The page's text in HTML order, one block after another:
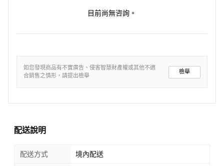
目前尚無咨詢。
如您發現商品有不實廣告、侵害智慧財產權或其他不適
合銷售之情形，請提出檢舉
檢舉
配送說明
配送方式 境內配送